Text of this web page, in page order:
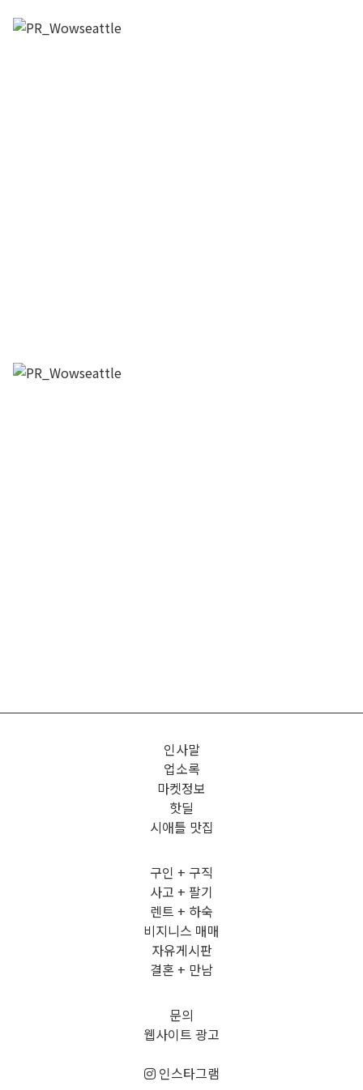
인사말
업소록
마켓정보
핫딜
시애틀 맛집
구인 + 구직
사고 + 팔기
렌트 + 하숙
비지니스 매매
자유게시판
결혼 + 만남
문의
웹사이트 광고
인스타그램